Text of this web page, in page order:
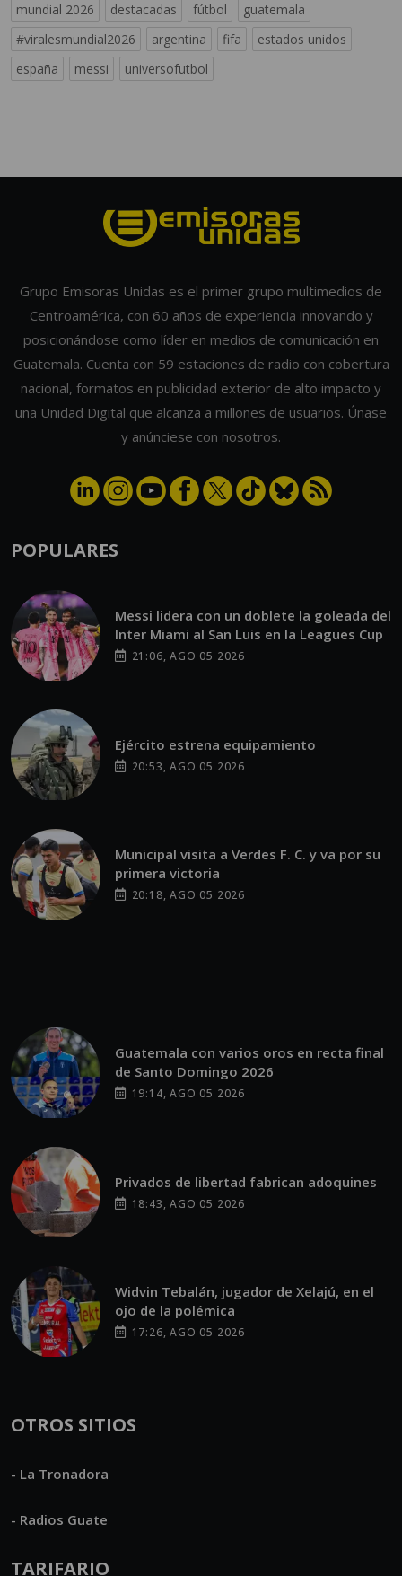
mundial 2026 destacadas fútbol
guatemala
#viralesmundial2026
argentina fifa
estados unidos
españa
messi universofutbol
Grupo Emisoras Unidas es el primer grupo multimedios de
Centroamérica, con 60 años de experiencia innovando y
posicionándose como líder en medios de comunicación en
Guatemala. Cuenta con 59 estaciones de radio con cobertura
nacional, formatos en publicidad exterior de alto impacto y
una Unidad Digital que alcanza a millones de usuarios. Únase
y anúnciese con nosotros.
POPULARES
Messi lidera con un doblete la goleada del
Inter Miami al San Luis en la Leagues Cup
21:06, AGO 05 2026
Ejército estrena equipamiento
20:53, AGO 05 2026
Municipal visita a Verdes F. C. y va por su
primera victoria
20:18, AGO 05 2026
Guatemala con varios oros en recta final
de Santo Domingo 2026
19:14, AGO 05 2026
Privados de libertad fabrican adoquines
18:43, AGO 05 2026
Widvin Tebalán, jugador de Xelajú, en el
ojo de la polémica
17:26, AGO 05 2026
OTROS SITIOS
- La Tronadora
- Radios Guate
TARIFARIO